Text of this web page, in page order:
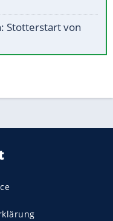
Stotterstart von